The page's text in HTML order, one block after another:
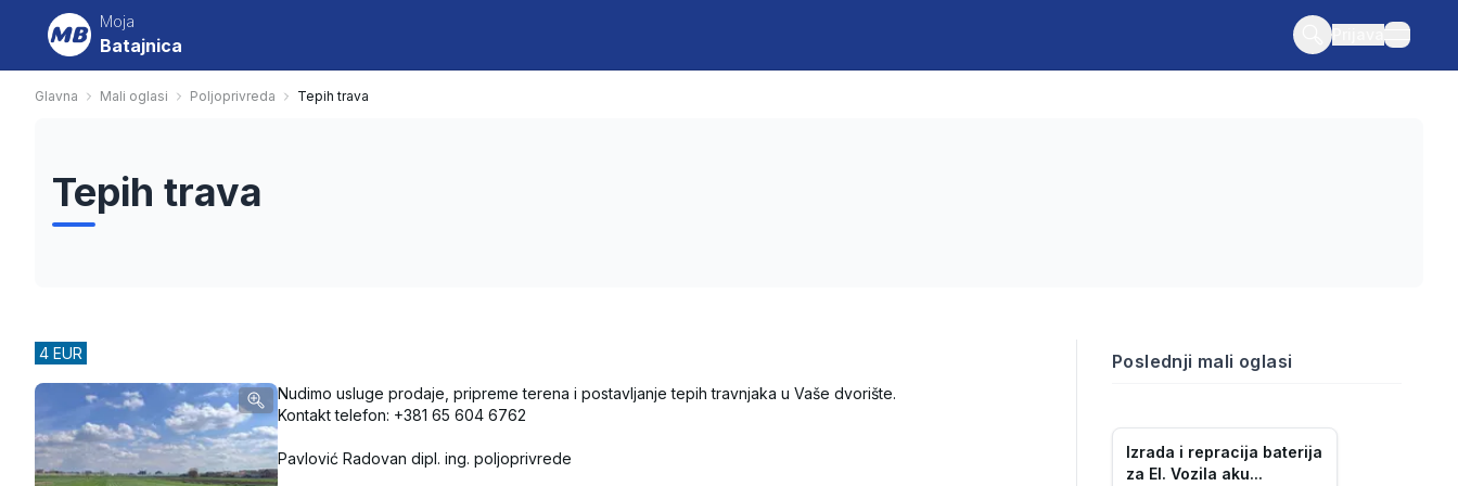
Moja
Batajnica open
Glavna Mali oglasi Poljoprivreda Tepih trava
Tepih trava
4 EUR
Nudimo usluge prodaje, pripreme terena i postavljanje tepih travnjaka u Vaše dvorište.
Kontakt telefon: +381 65 604 6762
Pavlović Radovan dipl. ing. poljoprivrede
Poslednji mali oglasi
Izrada i repracija baterija
za El. Vozila aku...